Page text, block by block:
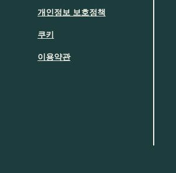
개인정보 보호정책
쿠키
이용약관